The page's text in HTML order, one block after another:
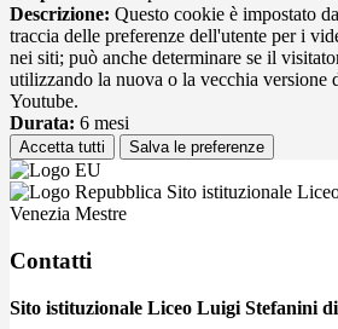
Descrizione: Questo cookie è impostato
traccia delle preferenze dell'utente per i
nei siti; può anche determinare se il
utilizzando la nuova o la vecchia versione
Youtube.
Durata: 6 mesi
Accetta tutti Salva le preferenze
Sito istituzionale
Venezia Mestre
Contatti
Sito istituzionale Liceo Luigi Stefanini